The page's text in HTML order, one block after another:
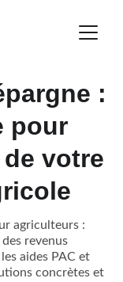
:
pour
votre
agriculteurs :
revenus
aides PAC et
concrètes et